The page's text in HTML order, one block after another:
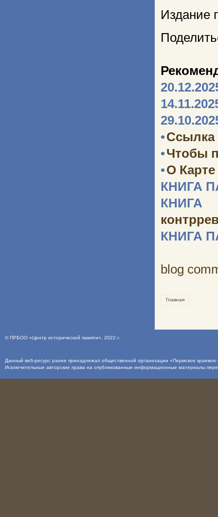
Издание
•Ссылка
•Чтобы
•О
КНИГА
КНИГА
КНИГА
blog
Главная
©ПРБОО «Центр исторической памяти» , 2022 г.
Данный веб-ресурс ранее принадлежал общественной организации «Пермское
Исключительные авторские права на опубликованные информационные материалы